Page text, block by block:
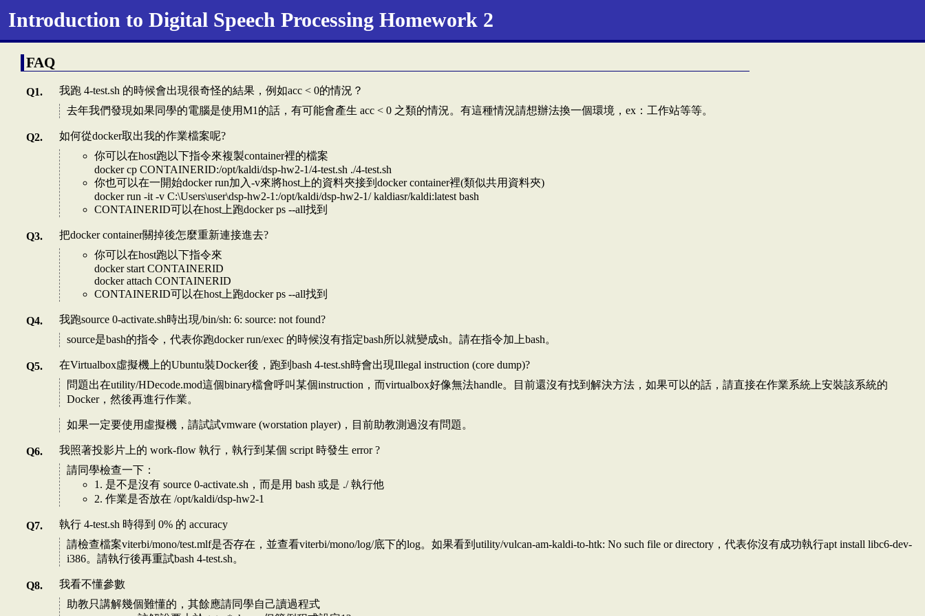
Introduction to Digital Speech Processing Homework 2
FAQ
我跑 4-test.sh 的時候會出現很奇怪的結果，例如acc < 0的情況？
去年我們發現如果同學的電腦是使用M1的話，有可能會產生 acc < 0 之類的情況。有這種情況請想辦法換一個環境，ex：工作站等等。
如何從docker取出我的作業檔案呢?
你可以在host跑以下指令來複製container裡的檔案
docker cp CONTAINERID:/opt/kaldi/dsp-hw2-1/4-test.sh ./4-test.sh
你也可以在一開始docker run加入-v來將host上的資料夾接到docker container裡(類似共用資料夾)
docker run -it -v C:\Users\user\dsp-hw2-1:/opt/kaldi/dsp-hw2-1/ kaldiasr/kaldi:latest bash
CONTAINERID可以在host上跑docker ps --all找到
把docker container關掉後怎麼重新連接進去?
你可以在host跑以下指令來
docker start CONTAINERID
docker attach CONTAINERID
CONTAINERID可以在host上跑docker ps --all找到
我跑source 0-activate.sh時出現/bin/sh: 6: source: not found?
source是bash的指令，代表你跑docker run/exec 的時候沒有指定bash所以就變成sh。請在指令加上bash。
在Virtualbox虛擬機上的Ubuntu裝Docker後，跑到bash 4-test.sh時會出現Illegal instruction (core dump)?
問題出在utility/HDecode.mod這個binary檔會呼叫某個instruction，而virtualbox好像無法handle。目前還沒有找到解決方法，如果可以的話，請直接在作業系統上安裝該系統的
Docker，然後再進行作業。
如果一定要使用虛擬機，請試試vmware (worstation player)，目前助教測過沒有問題。
我照著投影片上的 work-flow 執行，執行到某個 script 時發生 error ?
請同學檢查一下：
1. 是不是沒有 source 0-activate.sh，而是用 bash 或是 ./ 執行他
2. 作業是否放在 /opt/kaldi/dsp-hw2-1
執行 4-test.sh 時得到 0% 的 accuracy
請檢查檔案viterbi/mono/test.mlf是否存在，並查看viterbi/mono/log/底下的log。如果看到utility/vulcan-am-kaldi-to-htk: No such file or directory，代表你沒有成功執行apt install libc6-dev-
i386。請執行後再重試bash 4-test.sh。
我看不懂參數
助教只講解幾個難懂的，其餘應請同學自己讀過程式